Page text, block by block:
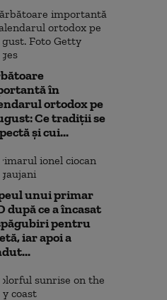
în
ortodox pe
Ce tradiții se
și cui...
unui primar
după ce a încasat
pentru
iar apoi a